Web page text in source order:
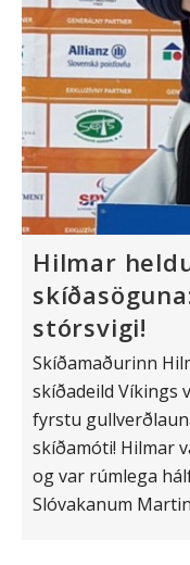
Hilmar
stórsvigi!
Skíðamaðurinn
skíðadeild Víkings
fyrstu
skíðamóti! Hilmar
og var rúmlega
Slóvakanum